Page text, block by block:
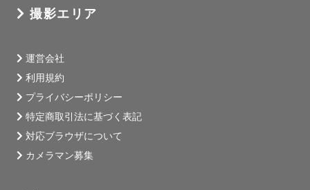
撮影エリア
運営会社
利用規約
プライバシーポリシー
特定商取引法に基づく表記
対応ブラウザについて
カメラマン募集